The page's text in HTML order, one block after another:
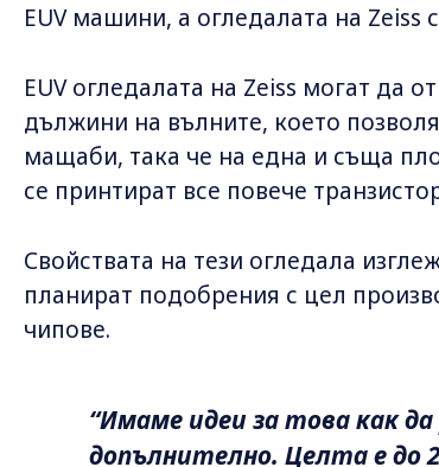
EUV машини, а огледалата на Zeiss
EUV огледалата на Zeiss могат да
дължини на вълните, което
мащаби, така че на една и съща
се принтират все повече
Свойствата на тези огледала
планират подобрения с цел
чипове.
“Имаме идеи за това как
допълнително. Целта е до